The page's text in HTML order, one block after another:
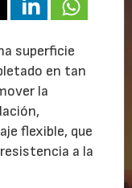
superficie
en tan
la
flexible, que
a la